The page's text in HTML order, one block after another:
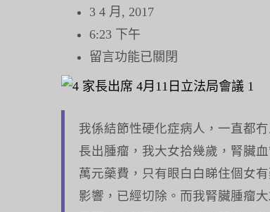
3 4 月, 2017
6:23 下午
在
〈4
長
出
席
4
留言功能已關閉
我係結節性硬化症病人，一直都
長出腫瘤，我大女拾幾歲，腎臟
萬元藥費，只有眼白白睇住個女
影響，已經切除。而我腎臟腫瘤